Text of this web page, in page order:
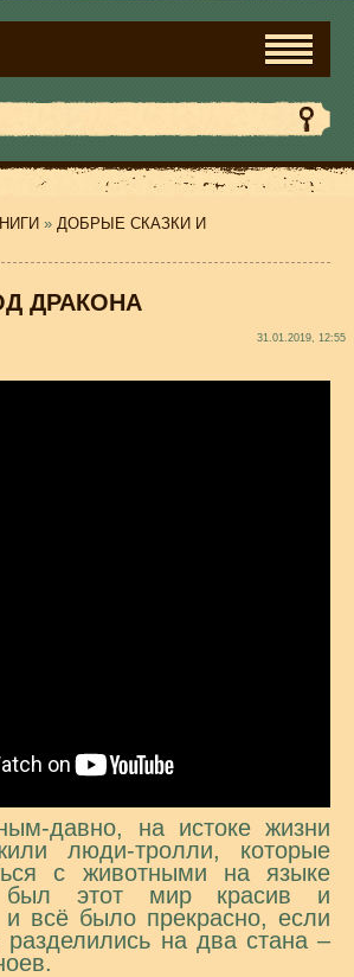
» ДОБРЫЕ СКАЗКИ И
ДРАКОНА
31.01.2019, 12:55
давно, на истоке жизни
люди-тролли, которые
с животными на языке
этот мир красив и
и всё было прекрасно, если
на два стана –